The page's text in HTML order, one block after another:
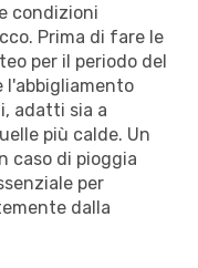
condizioni
Prima di fare le
per il periodo del
l'abbigliamento
adatti sia a
più calde. Un
caso di pioggia
per
dalla